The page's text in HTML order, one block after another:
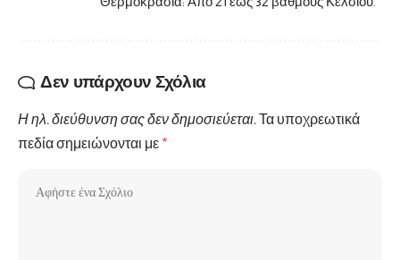
Δεν υπάρχουν Σχόλια
Η ηλ. διεύθυνση σας δεν δημοσιεύεται.Τα υποχρεωτικά
πεδία σημειώνονται με *